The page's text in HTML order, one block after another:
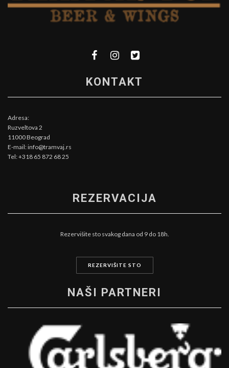
KONTAKT
Adresa:
Ruzveltova 2
11000 Beograd
E-mail: info@tramvaj.rs
Tel: +318 65 872 68 25
REZERVACIJA
Rezervišite sto svakog dana od 9 do 18h.
REZERVIŠITE STO
NAŠI PARTNERI